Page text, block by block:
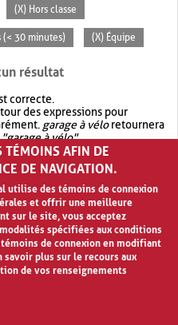
(X) Hors classe
(< 30 minutes) (X) Équipe
résultat
correcte.
des expressions pour
garage à véloretournera
"garage à vélo".
avec OR.garage OR vélo
quegarage à vélo
TÉMOINS AFIN DE
DE NAVIGATION.
utilise des témoins de connexion
et offrir une meilleure
sur le site, vous acceptez
spécifiées aux conditions
de connexion en modifiant
savoir plus sur le recours aux
de vos renseignements